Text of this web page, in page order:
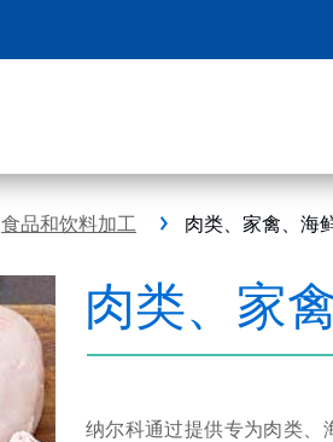
食品和饮料加工 肉类、家禽、海
肉类、家
纳尔科通过提供专为肉类、